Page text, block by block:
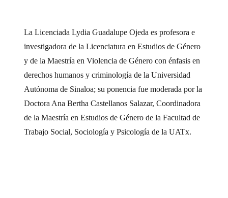
La Licenciada Lydia Guadalupe Ojeda es profesora e
investigadora de la Licenciatura en Estudios de Género
y de la Maestría en Violencia de Género con énfasis en
derechos humanos y criminología de la Universidad
Autónoma de Sinaloa; su ponencia fue moderada por la
Doctora Ana Bertha Castellanos Salazar, Coordinadora
de la Maestría en Estudios de Género de la Facultad de
Trabajo Social, Sociología y Psicología de la UATx.